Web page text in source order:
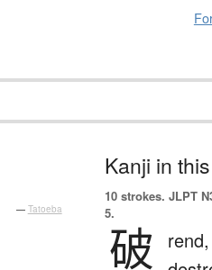
— Tatoeba
Kanji in
10 strokes. JLPT
5.
破 rend,